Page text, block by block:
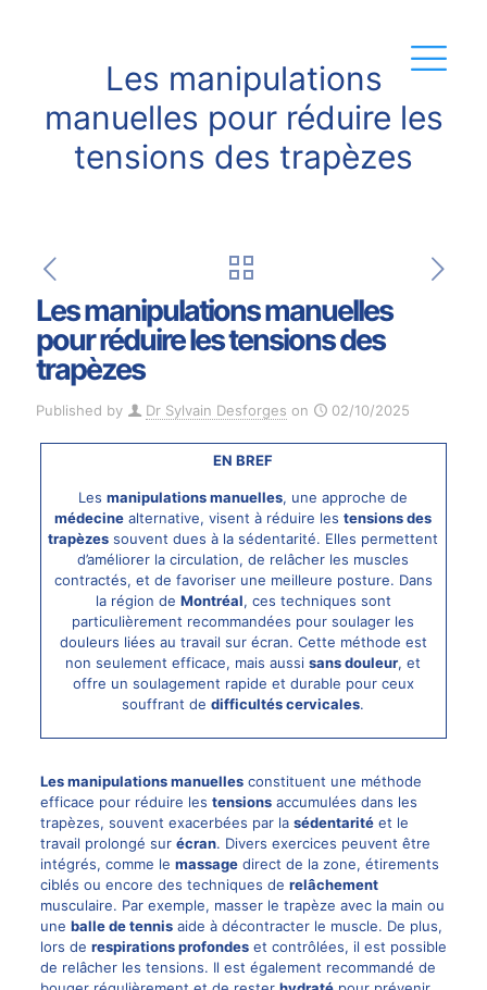
Les manipulations
manuelles pour réduire les
tensions des trapèzes
Les manipulations manuelles
pour réduire les tensions des
trapèzes
Published by Dr Sylvain Desforges on 02/10/2025
EN BREF
Lesmanipulations manuelles, une approche de
médecine alternative, visent à réduire lestensions des
trapèzes souvent dues à la sédentarité. Elles permettent
d’améliorer la circulation, de relâcher les muscles
contractés, et de favoriser une meilleure posture. Dans
la région de Montréal, ces techniques sont
particulièrement recommandées pour soulager les
douleurs liées au travail sur écran. Cette méthode est
non seulement efficace, mais aussisans douleur, et
offre un soulagement rapide et durable pour ceux
souffrant dedifficultés cervicales.
Les manipulations manuellesconstituent une méthode
efficace pour réduire les tensionsaccumulées dans les
trapèzes, souvent exacerbées par la sédentaritéet le
travail prolongé sur écran. Divers exercices peuvent être
intégrés, comme le massagedirect de la zone, étirements
ciblés ou encore des techniques de relâchement
musculaire. Par exemple, masser le trapèze avec la main ou
une balle de tennisaide à décontracter le muscle. De plus,
lors de respirations profondeset contrôlées, il est possible
de relâcher les tensions. Il est également recommandé de